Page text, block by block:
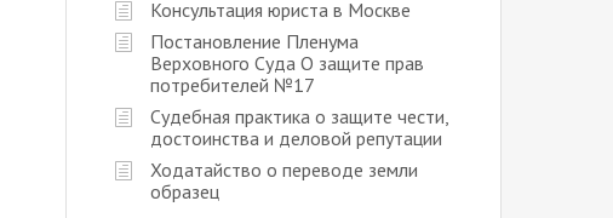
Консультация юриста в Москве
Постановление Пленума
Верховного Суда О защите прав
потребителей №17
Судебная практика о защите чести,
достоинства и деловой репутации
Ходатайство о переводе земли
образец